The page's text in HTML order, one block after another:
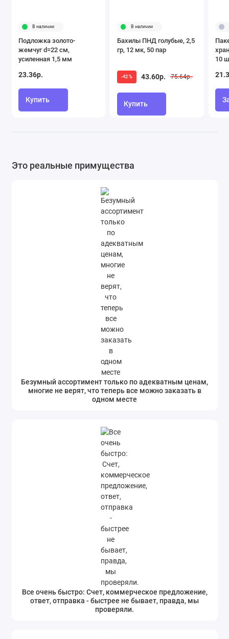
В наличии
Подложка золото-
жемчуг d=22 см,
усиленная 1,5 мм
23.36р.
Купить
В наличии
Бахилы ПНД голубые, 2,5
гр, 12 мк, 50 пар
-42 % 43.60р. 75.64р.
Купить
10
Это реальные примущества
Безумный ассортимент только по адекватным ценам,
многие не верят, что теперь все можно заказать в
одном месте
Все очень быстро: Счет, коммерческое предложение,
ответ, отправка - быстрее не бывает, правда, мы
проверяли.